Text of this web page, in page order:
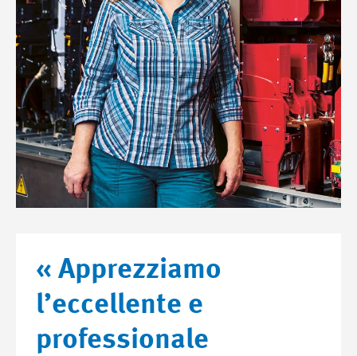
« Apprezziamo
l’eccellente e
professionale